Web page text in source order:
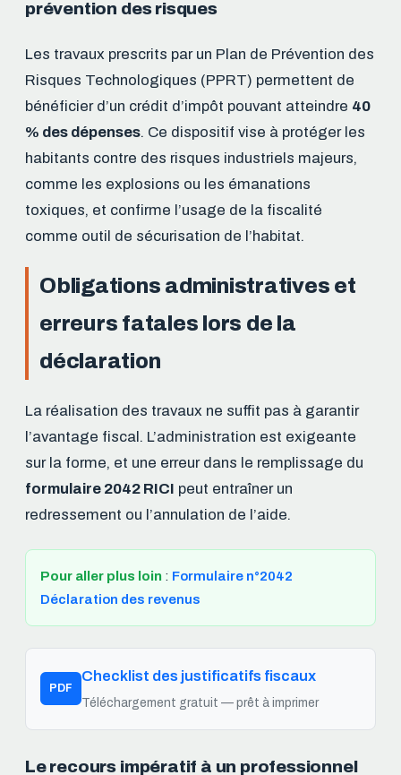
prévention des risques
Les travaux prescrits par un Plan de Prévention des
Risques Technologiques (PPRT) permettent de
bénéficier d’un crédit d’impôt pouvant atteindre 40
% des dépenses. Ce dispositif vise à protéger les
habitants contre des risques industriels majeurs,
comme les explosions ou les émanations
toxiques, et confirme l’usage de la fiscalité
comme outil de sécurisation de l’habitat.
Obligations administratives et
erreurs fatales lors de la
déclaration
La réalisation des travaux ne suffit pas à garantir
l’avantage fiscal. L’administration est exigeante
sur la forme, et une erreur dans le remplissage du
formulaire 2042 RICI peut entraîner un
redressement ou l’annulation de l’aide.
Pour aller plus loin : Formulaire n°2042
Déclaration des revenus
PDF
Checklist des justificatifs fiscaux
Téléchargement gratuit — prêt à imprimer
Le recours impératif à un professionnel